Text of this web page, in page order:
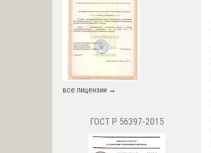
все лицензии →
ГОСТ Р 56397-2015